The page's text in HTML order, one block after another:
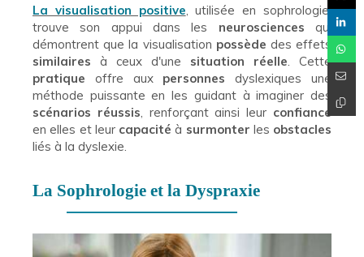
La visualisation positive, utilisée en sophrologie,
trouve son appui dans les neurosciencesqui
démontrent que la visualisation possède des effets
similaires à ceux d'une situation réelle. Cette
pratique offre aux personnes dyslexiques une
méthode puissante en les guidant à imaginer des
scénarios réussis, renforçant ainsi leur confiance
en elles et leur capacitéà surmonter les obstacles
liés à la dyslexie.
La Sophrologie et la Dyspraxie